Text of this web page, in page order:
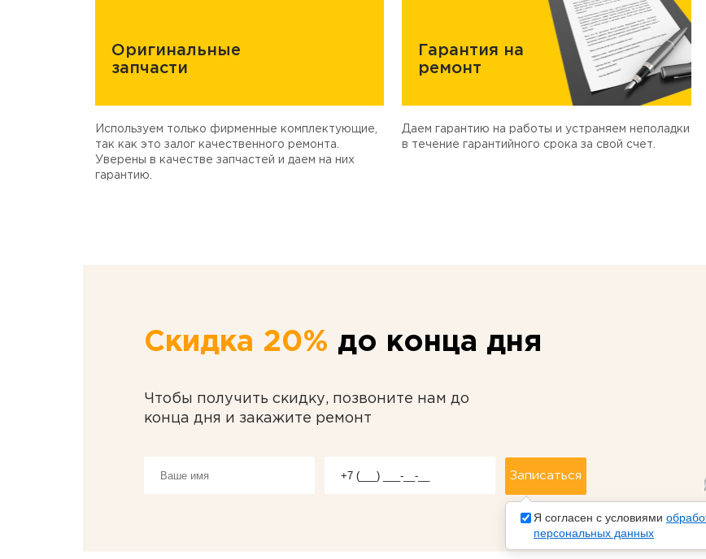
Оригинальные
запчасти
Используем только фирменные комплектующие,
так как это залог качественного ремонта.
Уверены в качестве запчастей и даем на них
гарантию.
Гарантия на
ремонт
Даем гарантию на работы и устраняем неполадки
в течение гарантийного срока за свой счет.
Скидка 20% до конца дня
Чтобы получить скидку, позвоните нам до
конца дня и закажите ремонт
Я согласен с условиями
персональных данных